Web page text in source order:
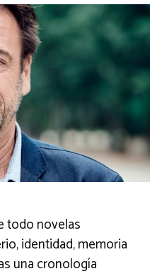
todo novelas
identidad, memoria
una cronología